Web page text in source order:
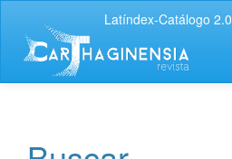
principal
Contenido
principal
Barra
Latíndex-Catálogo 2.0